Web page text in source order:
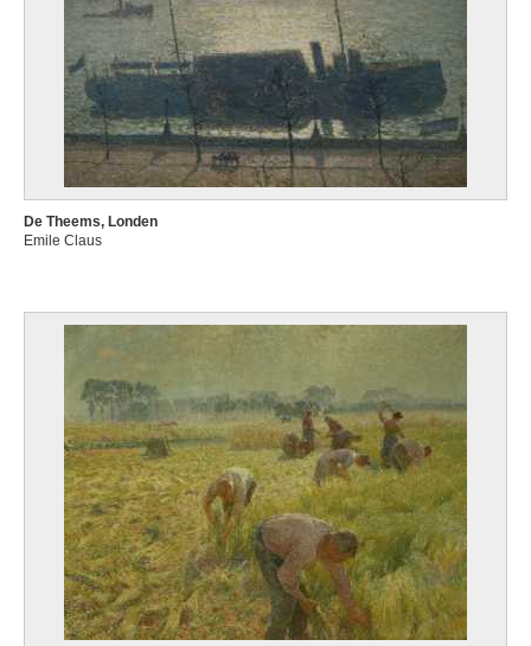
De Theems, Londen
Emile Claus